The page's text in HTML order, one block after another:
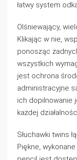
łatwy system
Olśniewający,
Klikając w nie,
ponosząc
wszystkich
jest ochrona
administracyjne
ich dopilnowanie
każdej
Słuchawki twins
Piękne,